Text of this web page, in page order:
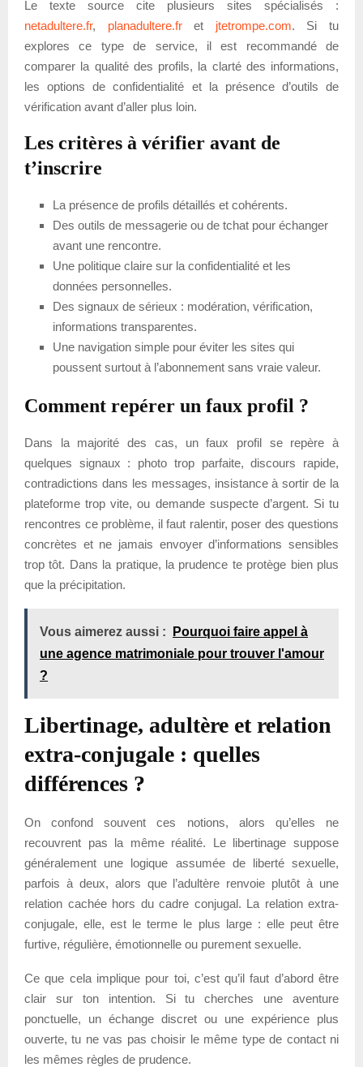
Le texte source cite plusieurs sites spécialisés :
netadultere.fr, planadultere.fret jtetrompe.com. Si tu
explores ce type de service, il est recommandé de
comparer la qualité des profils, la clarté des informations,
les options de confidentialité et la présence d’outils de
vérification avant d’aller plus loin.
Les critères à vérifier avant de
t’inscrire
La présence de profils détaillés et cohérents.
Des outils de messagerie ou de tchat pour échanger
avant une rencontre.
Une politique claire sur la confidentialité et les
données personnelles.
Des signaux de sérieux : modération, vérification,
informations transparentes.
Une navigation simple pour éviter les sites qui
poussent surtout à l’abonnement sans vraie valeur.
Comment repérer un faux profil ?
Dans la majorité des cas, un faux profil se repère à
quelques signaux : photo trop parfaite, discours rapide,
contradictions dans les messages, insistance à sortir de la
plateforme trop vite, ou demande suspecte d’argent. Si tu
rencontres ce problème, il faut ralentir, poser des questions
concrètes et ne jamais envoyer d’informations sensibles
trop tôt. Dans la pratique, la prudence te protège bien plus
que la précipitation.
Vous aimerez aussi :
Pourquoi faire appel à
une agence matrimoniale pour trouver l'amour
?
Libertinage, adultère et relation
extra-conjugale : quelles
différences ?
On confond souvent ces notions, alors qu’elles ne
recouvrent pas la même réalité. Le libertinage suppose
généralement une logique assumée de liberté sexuelle,
parfois à deux, alors que l’adultère renvoie plutôt à une
relation cachée hors du cadre conjugal. La relation extra-
conjugale, elle, est le terme le plus large : elle peut être
furtive, régulière, émotionnelle ou purement sexuelle.
Ce que cela implique pour toi, c’est qu’il faut d’abord être
clair sur ton intention. Si tu cherches une aventure
ponctuelle, un échange discret ou une expérience plus
ouverte, tu ne vas pas choisir le même type de contact ni
les mêmes règles de prudence.